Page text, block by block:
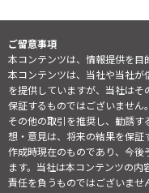
ご留意事項
本コンテンツは、情報提供を目
本コンテンツは、当社や当社
を提供していますが、当社は
保証するものではございません
その他の取引を推奨し、勧誘
想・意見は、将来の結果を保
作成時現在のものであり、今
ます。当社は本コンテンツの
責任を負うものではございま